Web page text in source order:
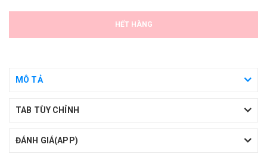
HẾT HÀNG
MÔ TẢ
TAB TÙY CHỈNH
ĐÁNH GIÁ(APP)